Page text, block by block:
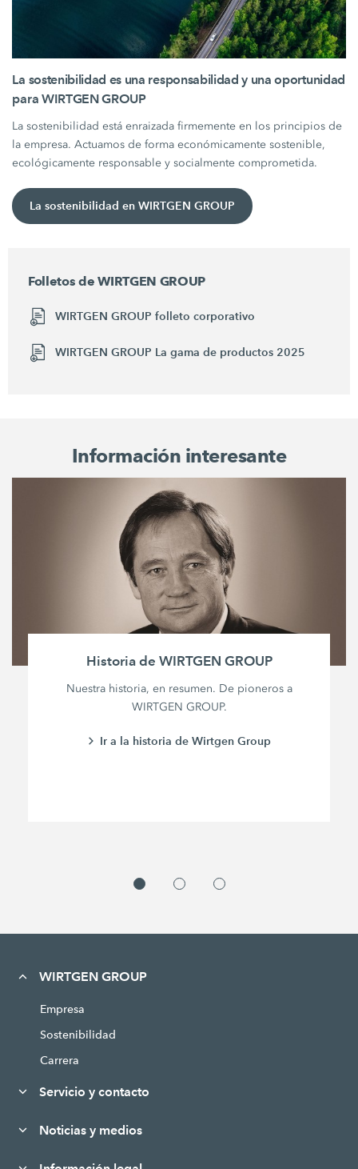
La sostenibilidad es una responsabilidad y una oportunidad
para WIRTGEN GROUP
La sostenibilidad está enraizada firmemente en los principios de
la empresa. Actuamos de forma económicamente sostenible,
ecológicamente responsable y socialmente comprometida.
La sostenibilidad en WIRTGEN GROUP
Folletos de WIRTGEN GROUP
WIRTGEN GROUP folleto corporativo
WIRTGEN GROUP La gama de productos 2025
Información interesante
Historia de WIRTGEN GROUP
Nuestra historia, en resumen. De pioneros a
WIRTGEN GROUP.
Ir a la historia de Wirtgen Group
WIRTGEN GROUP
Empresa
Sostenibilidad
Carrera
Servicio y contacto
Noticias y medios